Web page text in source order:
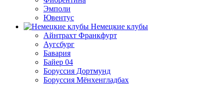
Эмполи
Ювентус
Немецкие клубы
Айнтрахт Франкфурт
Аугсбург
Бавария
Байер 04
Боруссия Дортмунд
Боруссия Мёнхенгладбах